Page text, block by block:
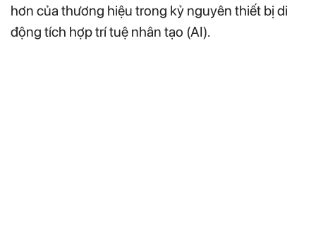
hơn của thương hiệu trong kỷ nguyên thiết bị di
động tích hợp trí tuệ nhân tạo (AI).